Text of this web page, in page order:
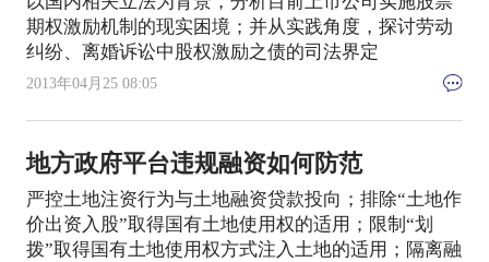
期权激励机制的现实困境；并从实践角度，探讨劳动
纠纷、离婚诉讼中股权激励之债的司法界定
2013年04月25 08:05
地方政府平台违规融资如何防范
严控土地注资行为与土地融资贷款投向；排除“土地作
价出资入股”取得国有土地使用权的适用；限制“划
拨”取得国有土地使用权方式注入土地的适用；隔离融